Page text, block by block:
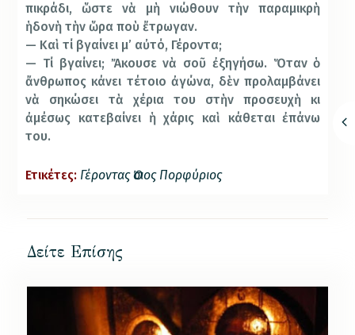
πικράδι, ὥστε νὰ μὴ νιώθουν τὴν παραμικρὴ
ἡδονὴ τὴν ὥρα ποὺ ἔτρωγαν.
— Καὶ τί βγαίνει μ’ αὐτό, Γέροντα;
— Τί βγαίνει; Ἄκουσε νὰ σοῦ ἐξηγήσω. Ὅταν ὁ
ἄνθρωπος κάνει τέτοιο ἀγώνα, δὲν προλαμβάνει
νὰ σηκώσει τὰ χέρια του στὴν προσευχὴ κι
ἀμέσως κατεβαίνει ἡ χάρις καὶ κάθεται ἐπάνω
του.
Ετικέτες: Γέροντας Ὀσιος Πορφύριος
Δείτε Επίσης